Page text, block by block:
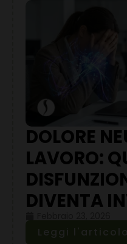
DOLORE
LAVORO:
DIVENTA
Leggi l'articolo